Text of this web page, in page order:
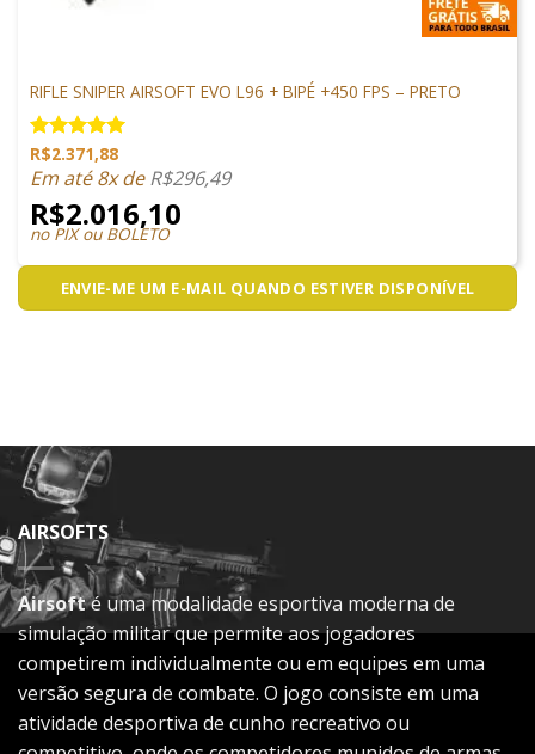
RIFLE SNIPER AIRSOFT EVO L96 + BIPÉ +450 FPS – PRETO
Avaliação
5.00 de 5
R$2.371,88
Em até 8x deR$296,49
R$2.016,10
no PIX ou BOLETO
ENVIE-ME UM E-MAIL QUANDO ESTIVER DISPONÍVEL
AIRSOFTS
Airsofté uma modalidade esportiva moderna de
simulação militar que permite aos jogadores
competirem individualmente ou em equipes em uma
versão segura de combate. O jogo consiste em uma
atividade desportiva de cunho recreativo ou